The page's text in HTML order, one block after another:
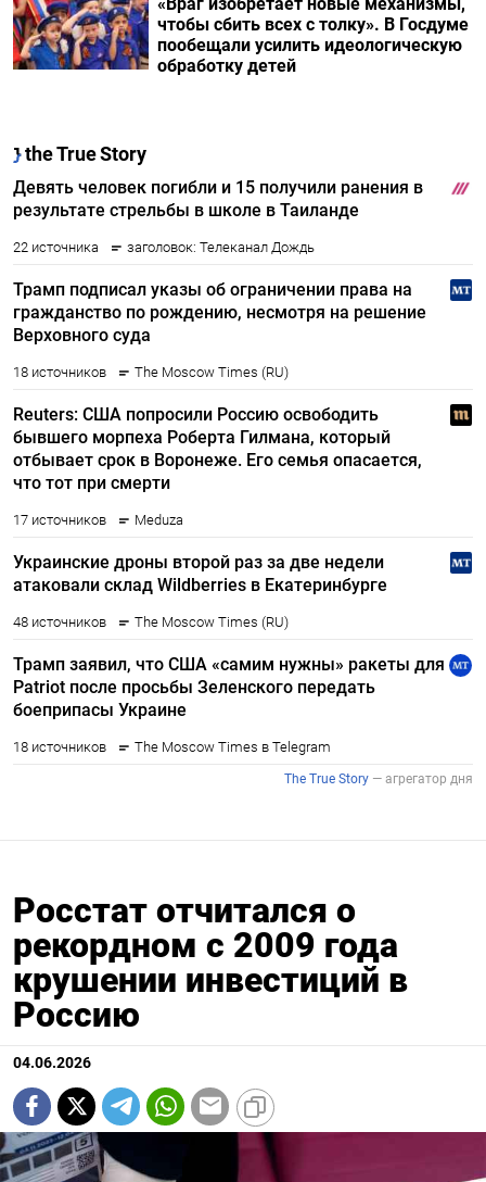
чтобы сбить всех с толку». В Госдуме
пообещали усилить идеологическую
обработку детей
Росстат отчитался о
рекордном с 2009 года
крушении инвестиций в
Россию
04.06.2026